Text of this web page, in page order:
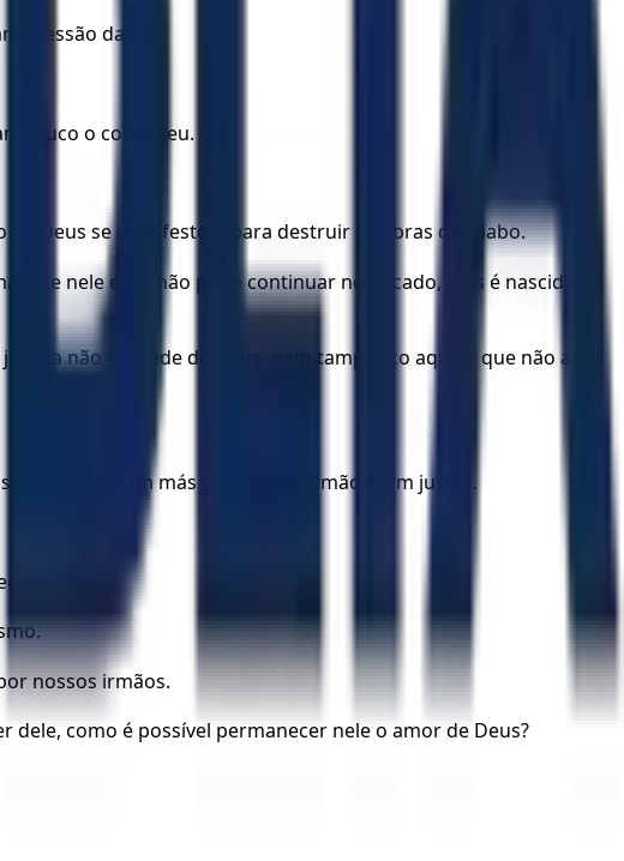
da Lei.
o conheceu.
de Deus se manifestou: para destruir as obras do Diabo.
nele e ele não pode continuar no pecado, pois é nascido de
não procede de Deus, nem tampouco aquele que não ama
obras eram más e as de seu irmão eram justas.
na morte.
nossos irmãos.
dele, como é possível permanecer nele o amor de Deus?